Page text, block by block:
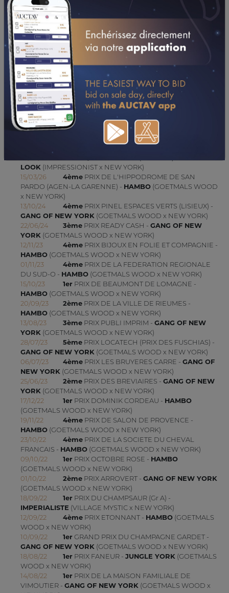
17/10/23 DA PRIX COLUMBA (VINCENNES - GP)
29/09/23 DA PRIX ALEXANDRA (VINCENNES - GP)
04/08/23 DAPRIX DES CITRONNIERS (CAGNES-SUR-MER)
14/07/23 DAPRIX DU CHATEAU GRIMALDI (CAGNES-SUR-MER)
27/01/23 2ÈMEPRIX DE L'ANJOU (CAGNES-SUR-MER)
11/01/23 1ERPRIX DE LA COTE D'OPALE (CAGNES-SUR-MER)
CONSULTER SA FICHE SUR LETROT.COM
UPDATES (DEPUIS 25/07/2021)
LOOK (IMPRESSIONIST x NEW YORK)
15/03/26
4èmePRIX DE L'HIPPODROME DE SAN
PARDO (AGEN-LA GARENNE) - HAMBO(GOETMALS WOOD
x NEW YORK)
13/10/24
4èmePRIX PINEL ESPACES VERTS (LISIEUX) -
GANG OF NEW YORK (GOETMALS WOOD x NEW YORK)
22/06/24
3èmePRIX READY CASH - GANG OF NEW
YORK (GOETMALS WOOD x NEW YORK)
12/11/23
4èmePRIX BIJOUX EN FOLIE ET COMPAGNIE -
HAMBO(GOETMALS WOOD x NEW YORK)
01/11/23
4èmePRIX DE LA FEDERATION REGIONALE
DU SUD-O - HAMBO(GOETMALS WOOD x NEW YORK)
15/10/23
1erPRIX DE BEAUMONT DE LOMAGNE -
HAMBO(GOETMALS WOOD x NEW YORK)
20/09/23
2èmePRIX DE LA VILLE DE RIEUMES -
HAMBO(GOETMALS WOOD x NEW YORK)
13/08/23
3èmePRIX PUBLI IMPRIM - GANG OF NEW
YORK (GOETMALS WOOD x NEW YORK)
28/07/23
5èmePRIX LOCATECH (PRIX DES FUSCHIAS) -
GANG OF NEW YORK (GOETMALS WOOD x NEW YORK)
06/07/23
4èmePRIX LES BRUYERES CARRE - GANG OF
NEW YORK (GOETMALS WOOD x NEW YORK)
25/06/23
2èmePRIX DES BREVIAIRES - GANG OF NEW
YORK (GOETMALS WOOD x NEW YORK)
17/12/22
1erPRIX DOMINIK CORDEAU - HAMBO
(GOETMALS WOOD x NEW YORK)
19/11/22
4èmePRIX DE SALON DE PROVENCE -
HAMBO(GOETMALS WOOD x NEW YORK)
23/10/22
4èmePRIX DE LA SOCIETE DU CHEVAL
FRANCAIS - HAMBO(GOETMALS WOOD x NEW YORK)
09/10/22
1erPRIX OCTOBRE ROSE - HAMBO
(GOETMALS WOOD x NEW YORK)
01/10/22
2èmePRIX ARROVERT - GANG OF NEW YORK
(GOETMALS WOOD x NEW YORK)
18/09/22
1erPRIX DU CHAMPSAUR (Gr A) -
IMPERIALISTE (VILLAGE MYSTIC x NEW YORK)
12/09/22
4èmePRIX ETONNANT - HAMBO(GOETMALS
WOOD x NEW YORK)
10/09/22
1erGRAND PRIX DU CHAMPAGNE GARDET -
GANG OF NEW YORK (GOETMALS WOOD x NEW YORK)
18/08/22
1erPRIX FANEUR - JUNGLE YORK (GOETMALS
WOOD x NEW YORK)
14/08/22
1erPRIX DE LA MAISON FAMILIALE DE
VIMOUTIER - GANG OF NEW YORK (GOETMALS WOOD x